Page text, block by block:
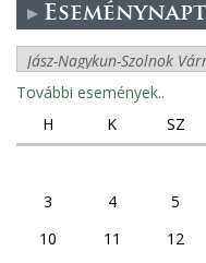
További események..
H
K SZ
3
4 5
10
11 12